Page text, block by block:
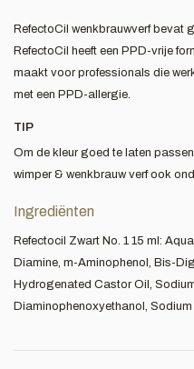
RefectoCil wenkbrauwverf bevat
RefectoCil heeft een PPD-vrije
maakt voor professionals die
met een PPD-allergie.
TIP
Om de kleur goed te laten
wimper & wenkbrauw verf ook
Ingrediënten
Refectocil Zwart No. 1 15 ml:
Diamine, m-Aminophenol, Bis-
Hydrogenated Castor Oil,
Diaminophenoxyethanol,